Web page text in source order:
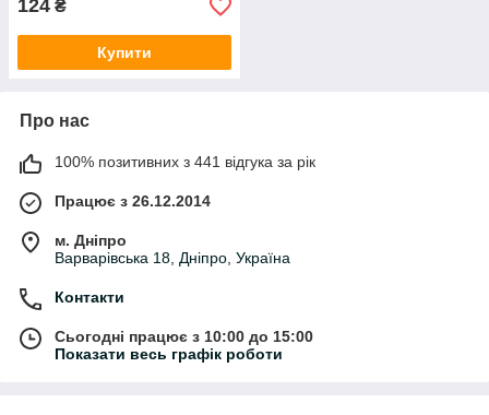
124 ₴
Купити
Про нас
100% позитивних з 441 відгука за рік
Працює з 26.12.2014
м. Дніпро
Варварівська 18, Дніпро, Україна
Контакти
Сьогодні працює з 10:00 до 15:00
Показати весь графік роботи